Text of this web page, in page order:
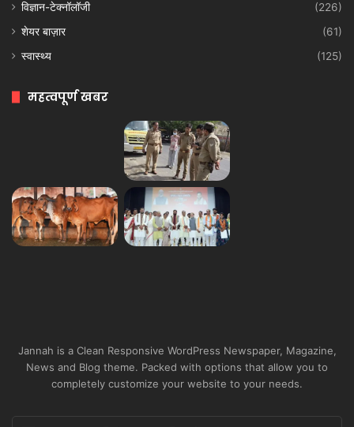
विज्ञान-टेक्नॉलॉजी
(226)
शेयर बाज़ार
(61)
स्वास्थ्य
(125)
महत्वपूर्ण खबर
Jannah is a Clean Responsive WordPress Newspaper, Magazine,
News and Blog theme. Packed with options that allow you to
completely customize your website to your needs.